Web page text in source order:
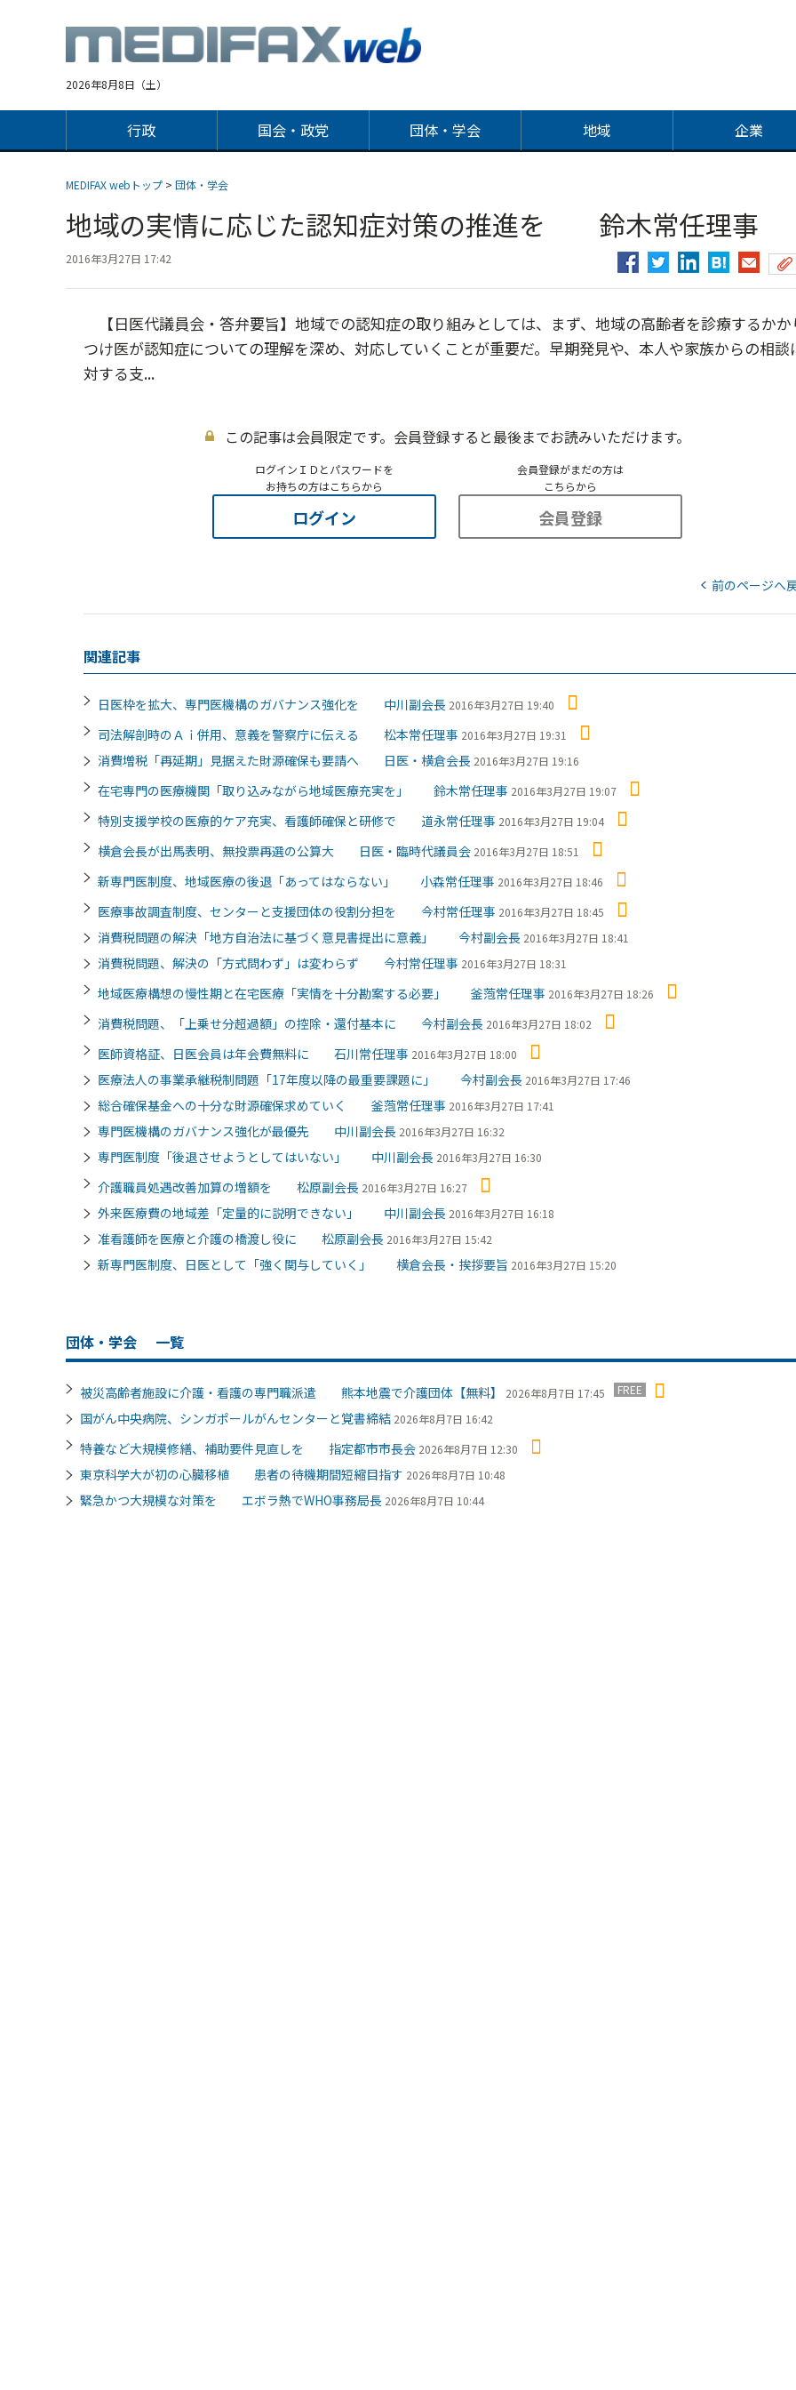
2026年8月8日（土）
行政 国会・政党 団体・学会 地域 企業
MEDIFAX webトップ > 団体・学会
地域の実情に応じた認知症対策の推進を 鈴木常任理事
2016年3月27日 17:42
【日医代議員会・答弁要旨】地域での認知症の取り組みとしては、まず、地域の高齢者を診療するかか
つけ医が認知症についての理解を深め、対応していくことが重要だ。早期発見や、本人や家族からの相談
対する支...
この記事は会員限定です。会員登録すると最後までお読みいただけます。
ログインＩＤとパスワードを
お持ちの方はこちらから
ログイン
会員登録がまだの方は
こちらから
会員登録
前のページへ
関連記事
日医枠を拡大、専門医機構のガバナンス強化を 中川副会長 2016年3月27日 19:40
司法解剖時のＡｉ併用、意義を警察庁に伝える 松本常任理事 2016年3月27日 19:31
消費増税「再延期」見据えた財源確保も要請へ 日医・横倉会長 2016年3月27日 19:16
在宅専門の医療機関「取り込みながら地域医療充実を」 鈴木常任理事 2016年3月27日 19:07
特別支援学校の医療的ケア充実、看護師確保と研修で 道永常任理事 2016年3月27日 19:04
横倉会長が出馬表明、無投票再選の公算大 日医・臨時代議員会 2016年3月27日 18:51
新専門医制度、地域医療の後退「あってはならない」 小森常任理事 2016年3月27日 18:46
医療事故調査制度、センターと支援団体の役割分担を 今村常任理事 2016年3月27日 18:45
消費税問題の解決「地方自治法に基づく意見書提出に意義」 今村副会長 2016年3月27日 18:41
消費税問題、解決の「方式問わず」は変わらず 今村常任理事 2016年3月27日 18:31
地域医療構想の慢性期と在宅医療「実情を十分勘案する必要」 釜萢常任理事 2016年3月27日 18:26
消費税問題、「上乗せ分超過額」の控除・還付基本に 今村副会長 2016年3月27日 18:02
医師資格証、日医会員は年会費無料に 石川常任理事 2016年3月27日 18:00
医療法人の事業承継税制問題「17年度以降の最重要課題に」 今村副会長 2016年3月27日 17:46
総合確保基金への十分な財源確保求めていく 釜萢常任理事 2016年3月27日 17:41
専門医機構のガバナンス強化が最優先 中川副会長 2016年3月27日 16:32
専門医制度「後退させようとしてはいない」 中川副会長 2016年3月27日 16:30
介護職員処遇改善加算の増額を 松原副会長 2016年3月27日 16:27
外来医療費の地域差「定量的に説明できない」 中川副会長 2016年3月27日 16:18
准看護師を医療と介護の橋渡し役に 松原副会長 2016年3月27日 15:42
新専門医制度、日医として「強く関与していく」 横倉会長・挨拶要旨 2016年3月27日 15:20
団体・学会 一覧
被災高齢者施設に介護・看護の専門職派遣 熊本地震で介護団体【無料】 2026年8月7日 17:45 FREE
国がん中央病院、シンガポールがんセンターと覚書締結 2026年8月7日 16:42
特養など大規模修繕、補助要件見直しを 指定都市市長会 2026年8月7日 12:30
東京科学大が初の心臓移植 患者の待機期間短縮目指す 2026年8月7日 10:48
緊急かつ大規模な対策を エボラ熱でWHO事務局長 2026年8月7日 10:44